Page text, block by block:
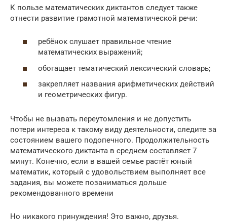
К пользе математических диктантов следует также
отнести развитие грамотной математической речи:
ребёнок слушает правильное чтение
математических выражений;
обогащает тематический лексический словарь;
закрепляет названия арифметических действий
и геометрических фигур.
Чтобы не вызвать переутомления и не допустить
потери интереса к такому виду деятельности, следите за
состоянием вашего подопечного. Продолжительность
математического диктанта в среднем составляет 7
минут. Конечно, если в вашей семье растёт юный
математик, который с удовольствием выполняет все
задания, вы можете позаниматься дольше
рекомендованного времени
Но никакого принуждения! Это важно, друзья.